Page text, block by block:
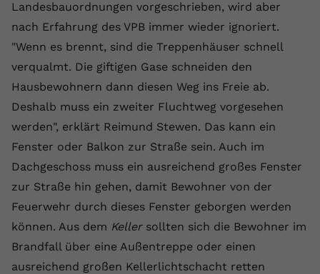
Landesbauordnungen vorgeschrieben, wird aber
nach Erfahrung des VPB immer wieder ignoriert.
"Wenn es brennt, sind die Treppenhäuser schnell
verqualmt. Die giftigen Gase schneiden den
Hausbewohnern dann diesen Weg ins Freie ab.
Deshalb muss ein zweiter Fluchtweg vorgesehen
werden", erklärt Reimund Stewen. Das kann ein
Fenster oder Balkon zur Straße sein. Auch im
Dachgeschoss muss ein ausreichend großes Fenster
zur Straße hin gehen, damit Bewohner von der
Feuerwehr durch dieses Fenster geborgen werden
können. Aus dem Kellersollten sich die Bewohner im
Brandfall über eine Außentreppe oder einen
ausreichend großen Kellerlichtschacht retten